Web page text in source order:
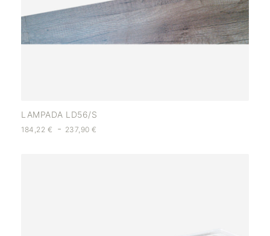
LAMPADA LD56/S
184,22 € - 237,90€